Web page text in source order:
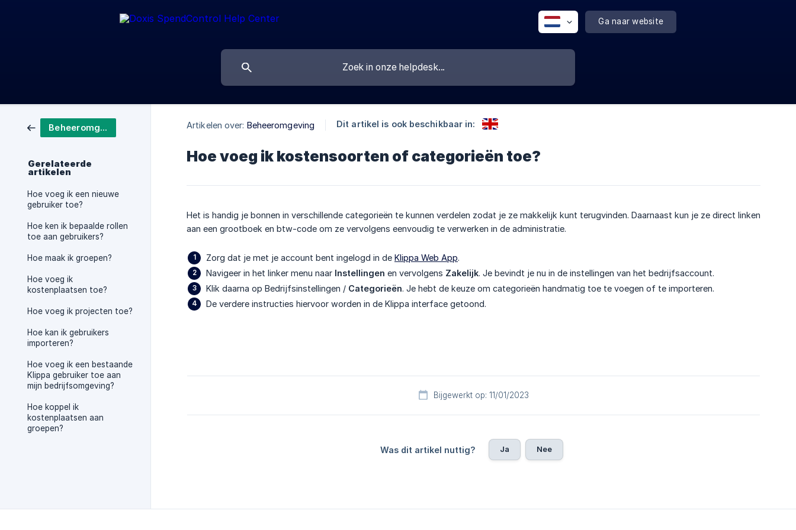
Ga naar website
Beheeromgeving
Gerelateerde
artikelen
Hoe voeg ik een nieuwe
gebruiker toe?
Hoe ken ik bepaalde rollen
toe aan gebruikers?
Hoe maak ik groepen?
Hoe voeg ik
kostenplaatsen toe?
Hoe voeg ik projecten toe?
Hoe kan ik gebruikers
importeren?
Hoe voeg ik een bestaande
Klippa gebruiker toe aan
mijn bedrijfsomgeving?
Hoe koppel ik
kostenplaatsen aan
groepen?
Artikelen over: Beheeromgeving Dit artikel is ook beschikbaar in:
Hoe voeg ik kostensoorten of categorieën toe?
Het is handig je bonnen in verschillende categorieën te kunnen verdelen zodat je ze makkelijk kunt terugvinden. Daarnaast kun je ze direct linken
aan een grootboek en btw-code om ze vervolgens eenvoudig te verwerken in de administratie.
Zorg dat je met je account bent ingelogd in de Klippa Web App.
Navigeer in het linker menu naar Instellingen en vervolgens Zakelijk. Je bevindt je nu in de instellingen van het bedrijfsaccount.
Klik daarna op Bedrijfsinstellingen / Categorieën. Je hebt de keuze om categorieën handmatig toe te voegen of te importeren.
De verdere instructies hiervoor worden in de Klippa interface getoond.
Bijgewerkt op: 11/01/2023
Was dit artikel nuttig? Ja Nee